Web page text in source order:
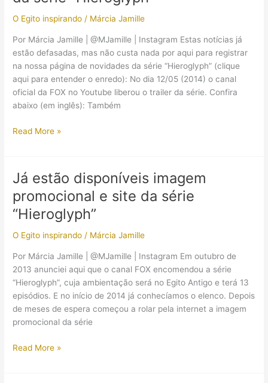
a
série
Hieroglyph
foi
cancelada
O Egito inspirando / Márcia Jamille
Por Márcia Jamille | @MJamille | Instagram Estas notícias já
estão defasadas, mas não custa nada por aqui para registrar
na nossa página de novidades da série “Hieroglyph” (clique
aqui para entender o enredo): No dia 12/05 (2014) o canal
oficial da FOX no Youtube liberou o trailer da série. Confira
abaixo (em inglês): Também
Trailer,
Facebook
da
série
“Hieroglyph”
Read More »
Já estão disponíveis imagem
promocional e site da série
“Hieroglyph”
O Egito inspirando / Márcia Jamille
Por Márcia Jamille | @MJamille | Instagram Em outubro de
2013 anunciei aqui que o canal FOX encomendou a série
“Hieroglyph”, cuja ambientação será no Egito Antigo e terá 13
episódios. E no início de 2014 já conhecíamos o elenco. Depois
de meses de espera começou a rolar pela internet a imagem
promocional da série
Já
Read More »